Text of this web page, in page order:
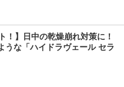
！】日中の乾燥崩れ対策に！
うな「ハイドラヴェール セラ